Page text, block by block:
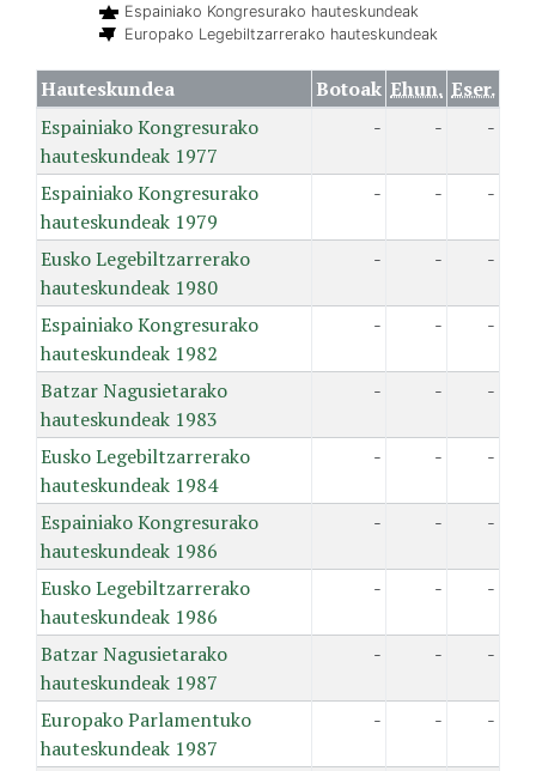
Espainiako Kongresurako hauteskundeak
Europako Legebiltzarrerako hauteskundeak
Hauteskundea Botoak Ehun. Eser.
Espainiako Kongresurako
hauteskundeak 1977
- - -
Espainiako Kongresurako
hauteskundeak 1979
- - -
Eusko Legebiltzarrerako
hauteskundeak 1980
- - -
Espainiako Kongresurako
hauteskundeak 1982
- - -
Batzar Nagusietarako
hauteskundeak 1983
- - -
Eusko Legebiltzarrerako
hauteskundeak 1984
- - -
Espainiako Kongresurako
hauteskundeak 1986
- - -
Eusko Legebiltzarrerako
hauteskundeak 1986
- - -
Batzar Nagusietarako
hauteskundeak 1987
- - -
Europako Parlamentuko
hauteskundeak 1987
- - -